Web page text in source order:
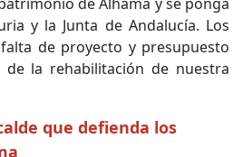
y la Junta de Andalucía. Los
de proyecto y presupuesto
la rehabilitación de nuestra
que defienda los